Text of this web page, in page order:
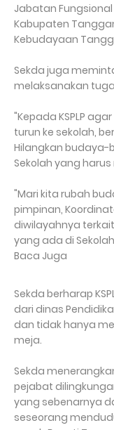
Jabatan
Kabupaten
Kebudayaan
Sekda juga
melaksanakan
"Kepada KSPLP
turun ke sekolah,
Hilangkan budaya-
Sekolah yang harus
"Mari kita rubah
pimpinan,
diwilayahnya
yang ada di
Baca Juga
Sekda berharap
dari dinas
dan tidak hanya
meja.
Sekda
pejabat
yang sebenarnya
seseorang